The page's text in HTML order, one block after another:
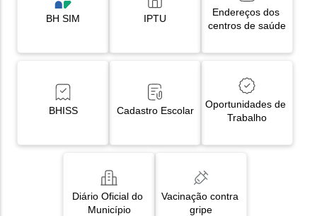
BH SIM IPTU
Endereços dos
centros de saúde
BHISS Cadastro Escolar
Oportunidades de
Trabalho
Diário Oficial do
Município
Vacinação contra
gripe